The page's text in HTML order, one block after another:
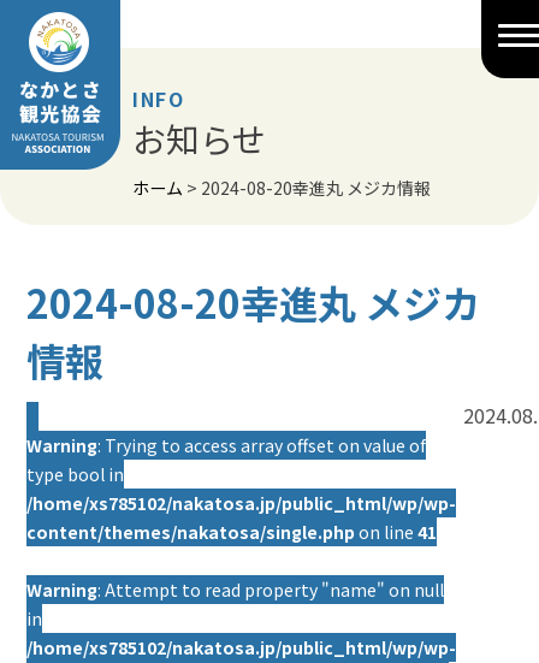
Skip
content
INFO
お知らせ
ホーム > 2024-08-20幸進丸 メジカ情報
2024-08-20幸進丸 メジカ
情報
Warning: Trying to access array offset on value of
type bool in
/home/xs785102/nakatosa.jp/public_html/wp/wp-
content/themes/nakatosa/single.php on line41
Warning: Attempt to read property "name" on null
in
/home/xs785102/nakatosa.jp/public_html/wp/wp-